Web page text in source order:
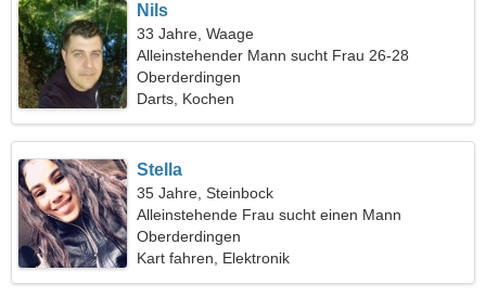
Nils
33 Jahre, Waage
Alleinstehender Mann sucht Frau 26-28
Oberderdingen
Darts, Kochen
Stella
35 Jahre, Steinbock
Alleinstehende Frau sucht einen Mann
Oberderdingen
Kart fahren, Elektronik